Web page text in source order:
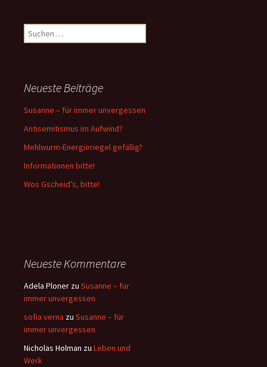
Suchen
nach:
Neueste Beiträge
Susanne – für immer unvergessen
Antisemitismus im Aufwind?
Mehlwurm-Energieriegel gefällig?
Informationen bitte!
Wos Gscheid’s, bitte!
Neueste Kommentare
Adela Ploner zu Susanne – für
immer unvergessen
sofia verna zu Susanne – für
immer unvergessen
Nicholas Holman zu Leben und
Werk